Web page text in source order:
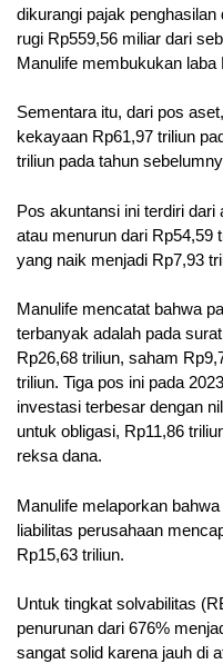
dikurangi pajak penghasilan
rugi Rp559,56 miliar dari
Manulife membukukan laba
Sementara itu, dari pos
kekayaan Rp61,97 triliun
triliun pada tahun
Pos akuntansi ini terdiri
atau menurun dari Rp54,59
yang naik menjadi Rp7,93
Manulife mencatat bahwa
terbanyak adalah pada
Rp26,68 triliun, saham
triliun. Tiga pos ini pada
investasi terbesar dengan
untuk obligasi, Rp11,86
reksa dana.
Manulife melaporkan
liabilitas perusahaan
Rp15,63 triliun.
Untuk tingkat solvabilitas
penurunan dari 676%
sangat solid karena jauh di